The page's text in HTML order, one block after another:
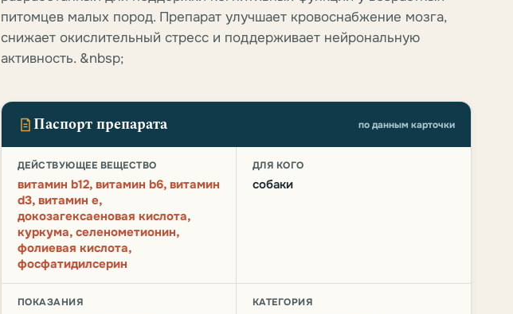
питомцев малых пород. Препарат улучшает кровоснабжение мозга,
снижает окислительный стресс и поддерживает нейрональную
активность. &nbsp;
Паспорт препарата по данным карточки
ДЕЙСТВУЮЩЕЕ ВЕЩЕСТВО
витамин b12, витамин b6, витамин
d3, витамин e,
докозагексаеновая кислота,
куркума, селенометионин,
фолиевая кислота,
фосфатидилсерин
ДЛЯ КОГО
собаки
ПОКАЗАНИЯ КАТЕГОРИЯ